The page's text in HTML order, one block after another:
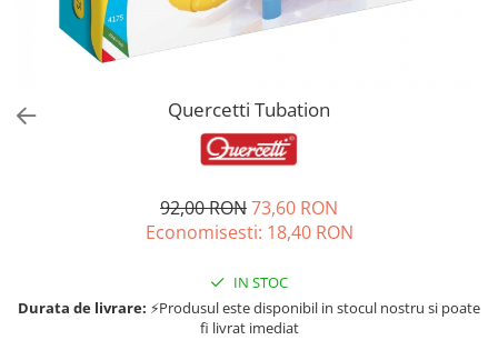
Decoratiuni
Jucarii educative
Figurine jucarii mici
Jucarii electronice
Quercetti Tubation
92,00 RON73,60 RON
Economisesti: 18,40 RON
IN STOC
Durata de livrare: ⚡Produsul este disponibil in stocul nostru si poate
fi livrat imediat